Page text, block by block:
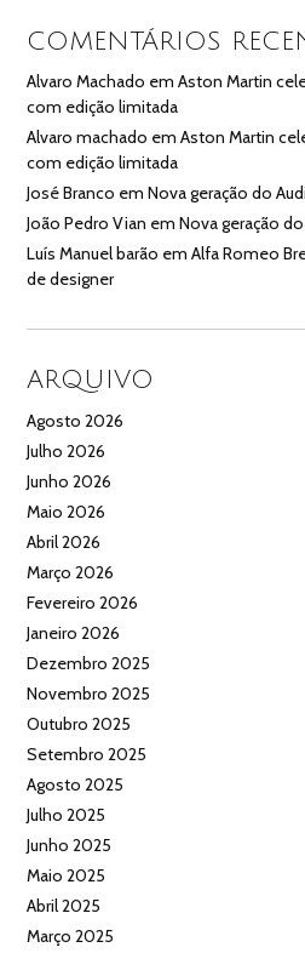
COMENTÁRIOS
Alvaro Machado emAston Martin
com edição limitada
Alvaro machado emAston Martin
com edição limitada
José Branco emNova geração do
João Pedro Vian emNova geração
Luís Manuel barão emAlfa Romeo
de designer
ARQUIVO
Agosto 2026
Julho 2026
Junho 2026
Maio 2026
Abril 2026
Março 2026
Fevereiro 2026
Janeiro 2026
Dezembro 2025
Novembro 2025
Outubro 2025
Setembro 2025
Agosto 2025
Julho 2025
Junho 2025
Maio 2025
Abril 2025
Março 2025